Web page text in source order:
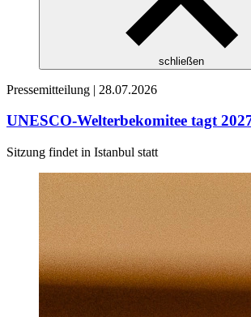
schließen
Pressemitteilung | 28.07.2026
UNESCO-Welterbekomitee tagt
Sitzung findet in Istanbul statt